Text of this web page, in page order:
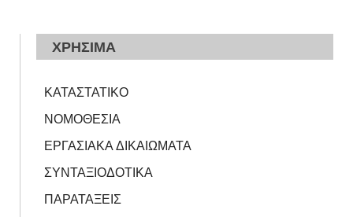
ΧΡΗΣΙΜΑ
ΚΑΤΑΣΤΑΤΙΚΟ
ΝΟΜΟΘΕΣΙΑ
ΕΡΓΑΣΙΑΚΑ ΔΙΚΑΙΩΜΑΤΑ
ΣΥΝΤΑΞΙΟΔΟΤΙΚΑ
ΠΑΡΑΤΑΞΕΙΣ